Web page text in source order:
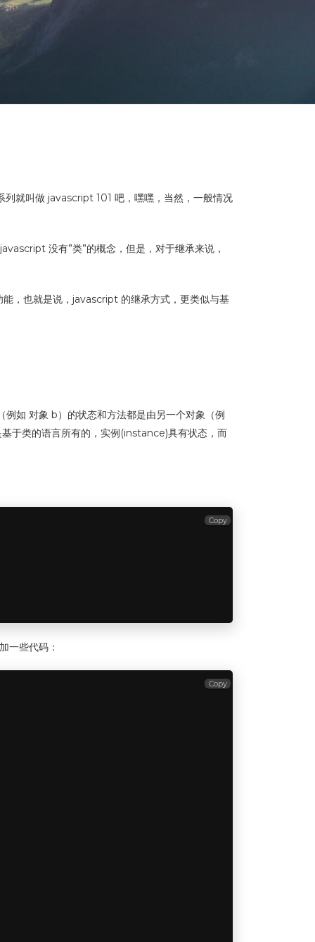
就叫做 javascript 101 吧，嘿嘿，当然，一般情况
没有”类”的概念，但是，对于继承来说，
，也就是说，javascript 的继承方式，更类似与基
如 对象 b）的状态和方法都是由另一个对象（例
于类的语言所有的，实例(instance)具有状态，而
Copy
一些代码：
Copy